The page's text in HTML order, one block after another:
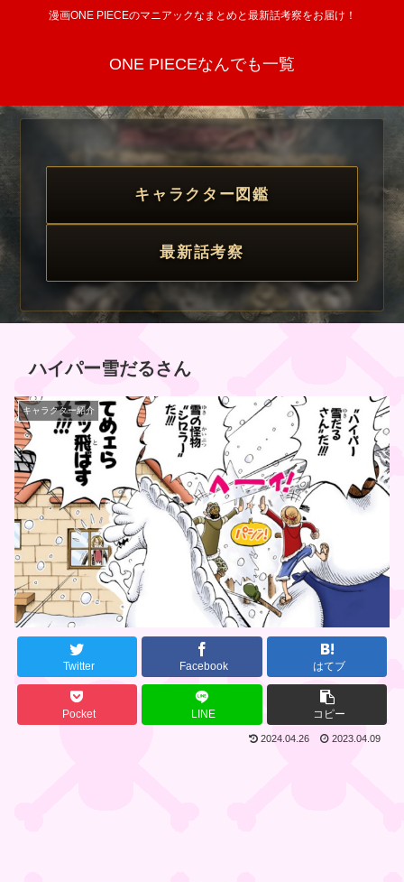
漫画ONE PIECEのマニアックなまとめと最新話考察をお届け！
ONE PIECEなんでも一覧
キャラクター図鑑
最新話考察
ハイパー雪だるさん
キャラクター紹介
Twitter Facebook はてブ
Pocket LINE コピー
2024.04.26 2023.04.09